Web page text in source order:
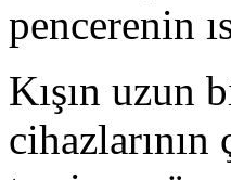
pencerenin
Kışın uzun
cihazlarının